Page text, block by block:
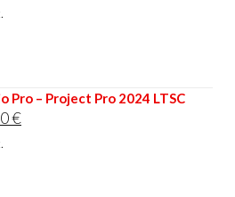
Pro – Project Pro 2024 LTSC
€Aktueller